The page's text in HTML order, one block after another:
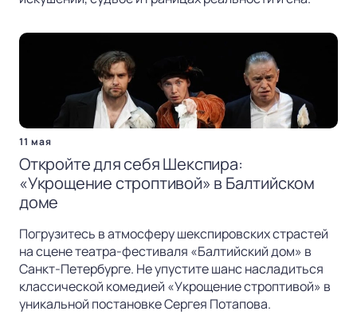
11 мая
Откройте для себя Шекспира:
«Укрощение строптивой» в Балтийском
доме
Погрузитесь в атмосферу шекспировских страстей
на сцене театра-фестиваля «Балтийский дом» в
Санкт-Петербурге. Не упустите шанс насладиться
классической комедией «Укрощение строптивой» в
уникальной постановке Сергея Потапова.